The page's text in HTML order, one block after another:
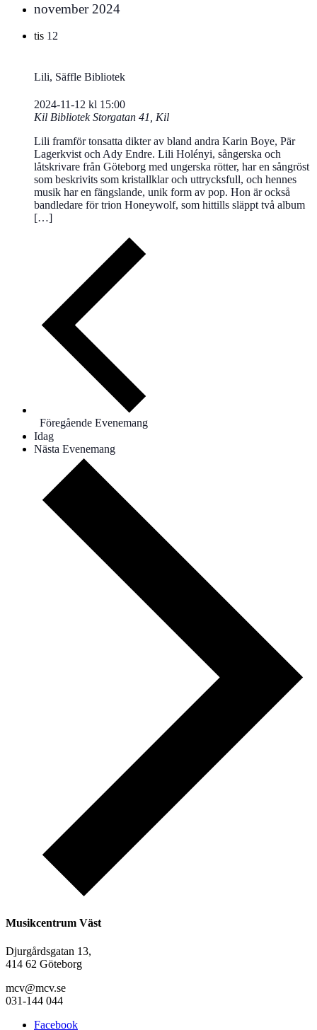
november 2024
tis 12
Lili, Säffle Bibliotek
2024-11-12 kl 15:00
Kil BibliotekStorgatan 41, Kil
Lili framför tonsatta dikter av bland andra Karin Boye, Pär
Lagerkvist och Ady Endre. Lili Holényi, sångerska och
låtskrivare från Göteborg med ungerska rötter, har en sångröst
som beskrivits som kristallklar och uttrycksfull, och hennes
musik har en fängslande, unik form av pop. Hon är också
bandledare för trion Honeywolf, som hittills släppt två album
[…]
Föregående Evenemang
Idag
Nästa Evenemang
Musikcentrum Väst
Djurgårdsgatan 13,
414 62 Göteborg
mcv@mcv.se
031-144 044
Facebook